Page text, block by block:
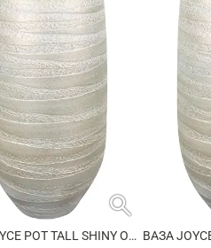
search
ВАЗА JOYCE POT TALL SHINY OLIVE